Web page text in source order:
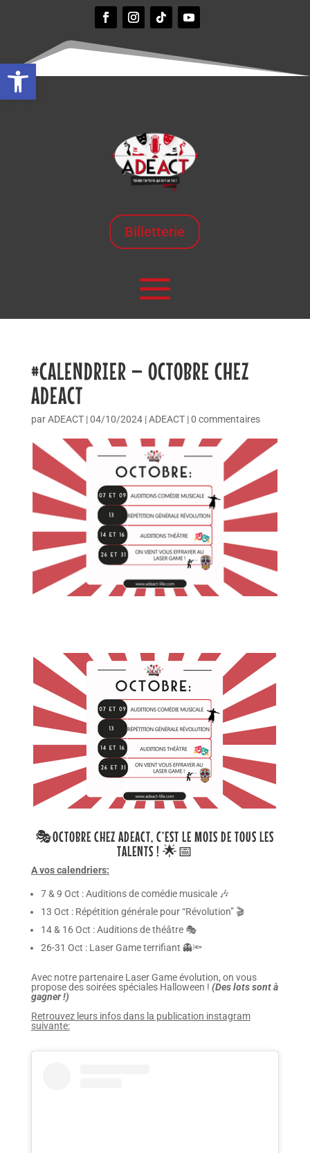
Ouvrir la barre d’outils
Billetterie
#CALENDRIER – OCTOBRE CHEZ
ADEACT
parADEACT|04/10/2024|ADEACT|0 commentaires
🎭OCTOBRE CHEZ ADEACT, C’EST LE MOIS DE TOUS LES
TALENTS ! 🌟📅
A vos calendriers:
7 & 9 Oct : Auditions de comédie musicale 🎶
13 Oct : Répétition générale pour “Révolution” 🎬
14 & 16 Oct : Auditions de théâtre 🎭
26-31 Oct : Laser Game terrifiant 👻🔦
Avec notre partenaire Laser Game évolution, on vous
propose des soirées spéciales Halloween ! (Des lots sont à
gagner !)
Retrouvez leurs infos dans la publication instagram
suivante: